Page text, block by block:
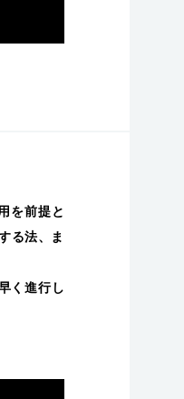
を前提と
る法、ま
く進行し